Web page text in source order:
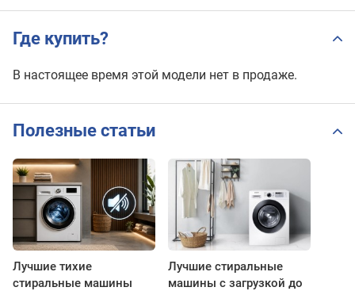
Где купить?
В настоящее время этой модели нет в продаже.
Полезные статьи
Лучшие тихие
стиральные машины
Лучшие стиральные
машины с загрузкой до